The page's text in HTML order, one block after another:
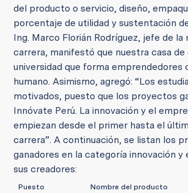
del producto o servicio, diseño,
porcentaje de utilidad y sustentación
Ing. Marco Florián Rodríguez, jefe de la
carrera, manifestó que nuestra casa de
universidad que forma emprendedores
humano. Asimismo, agregó: “Los
motivados, puesto que los proyectos
Innóvate Perú. La innovación y el
empiezan desde el primer hasta el
carrera”. A continuación, se listan los
ganadores en la categoría innovación y
sus creadores:
Puesto Nombre del producto